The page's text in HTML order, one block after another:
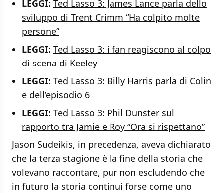
LEGGI: Ted Lasso 3: James Lance parla dello
sviluppo di Trent Crimm “Ha colpito molte
persone”
LEGGI: Ted Lasso 3: i fan reagiscono al colpo
di scena di Keeley
LEGGI: Ted Lasso 3: Billy Harris parla di Colin
e dell’episodio 6
LEGGI: Ted Lasso 3: Phil Dunster sul
rapporto tra Jamie e Roy “Ora si rispettano”
Jason Sudeikis, in precedenza, aveva dichiarato
che la terza stagione è la fine della storia che
volevano raccontare, pur non escludendo che
in futuro la storia continui forse come uno